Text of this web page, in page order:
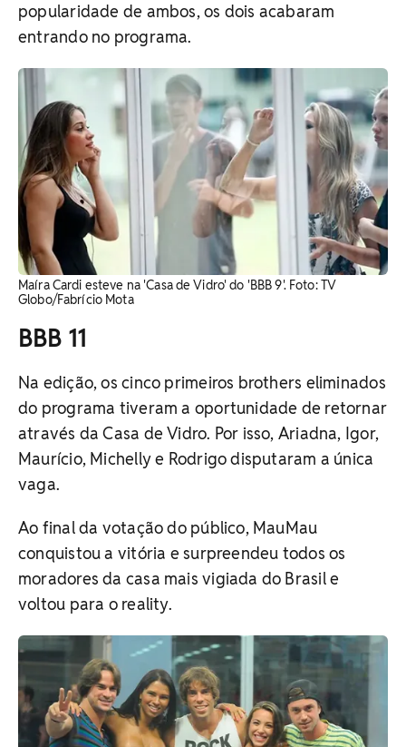
popularidade de ambos, os dois acabaram
entrando no programa.
Maíra Cardi esteve na 'Casa de Vidro' do 'BBB 9'. Foto: TV
Globo/Fabrício Mota
BBB 11
Na edição, os cinco primeiros brothers eliminados
do programa tiveram a oportunidade de retornar
através da Casa de Vidro. Por isso, Ariadna, Igor,
Maurício, Michelly e Rodrigo disputaram a única
vaga.
Ao final da votação do público, MauMau
conquistou a vitória e surpreendeu todos os
moradores da casa mais vigiada do Brasil e
voltou para o reality.